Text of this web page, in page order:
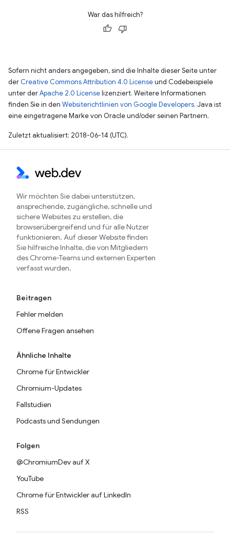
War das hilfreich?
Sofern nicht anders angegeben, sind die Inhalte dieser Seite unter
der Creative Commons Attribution 4.0 Licenseund Codebeispiele
unter derApache 2.0 Licenselizenziert. Weitere Informationen
finden Sie in den Websiterichtlinien von Google Developers. Java ist
eine eingetragene Marke von Oracle und/oder seinen Partnern.
Zuletzt aktualisiert: 2018-06-14 (UTC).
Wir möchten Sie dabei unterstützen,
ansprechende, zugängliche, schnelle und
sichere Websites zu erstellen, die
browserübergreifend und für alle Nutzer
funktionieren. Auf dieser Website finden
Sie hilfreiche Inhalte, die von Mitgliedern
des Chrome-Teams und externen Experten
verfasst wurden.
Beitragen
Fehler melden
Offene Fragen ansehen
Ähnliche Inhalte
Chrome für Entwickler
Chromium-Updates
Fallstudien
Podcasts und Sendungen
Folgen
@ChromiumDev auf X
YouTube
Chrome für Entwickler auf LinkedIn
RSS